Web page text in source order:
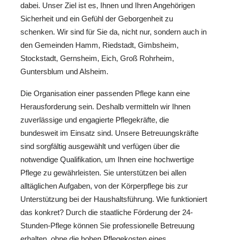
dabei. Unser Ziel ist es, Ihnen und Ihren Angehörigen
Sicherheit und ein Gefühl der Geborgenheit zu
schenken. Wir sind für Sie da, nicht nur, sondern auch in
den Gemeinden Hamm, Riedstadt, Gimbsheim,
Stockstadt, Gernsheim, Eich, Groß Rohrheim,
Guntersblum und Alsheim.
Die Organisation einer passenden Pflege kann eine
Herausforderung sein. Deshalb vermitteln wir Ihnen
zuverlässige und engagierte Pflegekräfte, die
bundesweit im Einsatz sind. Unsere Betreuungskräfte
sind sorgfältig ausgewählt und verfügen über die
notwendige Qualifikation, um Ihnen eine hochwertige
Pflege zu gewährleisten. Sie unterstützen bei allen
alltäglichen Aufgaben, von der Körperpflege bis zur
Unterstützung bei der Haushaltsführung. Wie funktioniert
das konkret? Durch die staatliche Förderung der 24-
Stunden-Pflege können Sie professionelle Betreuung